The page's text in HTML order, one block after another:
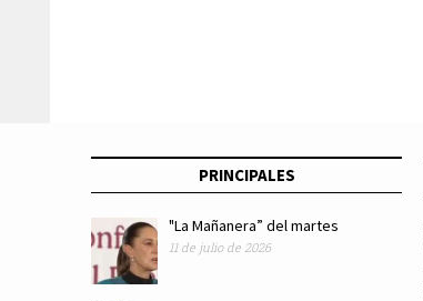
PRINCIPALES
"La Mañanera” del martes
11 de julio de 2026